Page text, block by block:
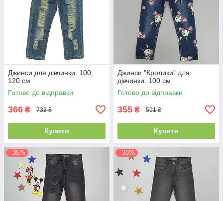
Джинси для дівчинки. 100,
120 см
Готово до відправки
366 ₴ 732 ₴
Купити
Джинси "Кролики" для
дівчинки. 100 см
Готово до відправки
355 ₴ 591 ₴
Купити
–35% –35%